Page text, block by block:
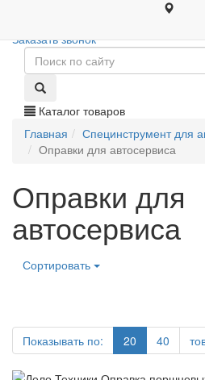
+7 (495) 646-08-66 +7
Заказать звонок
Каталог товаров
Главная
Специнструмент для
Оправки для автосервиса
Оправки для
автосервиса
Сортировать
Показывать по: 20 40